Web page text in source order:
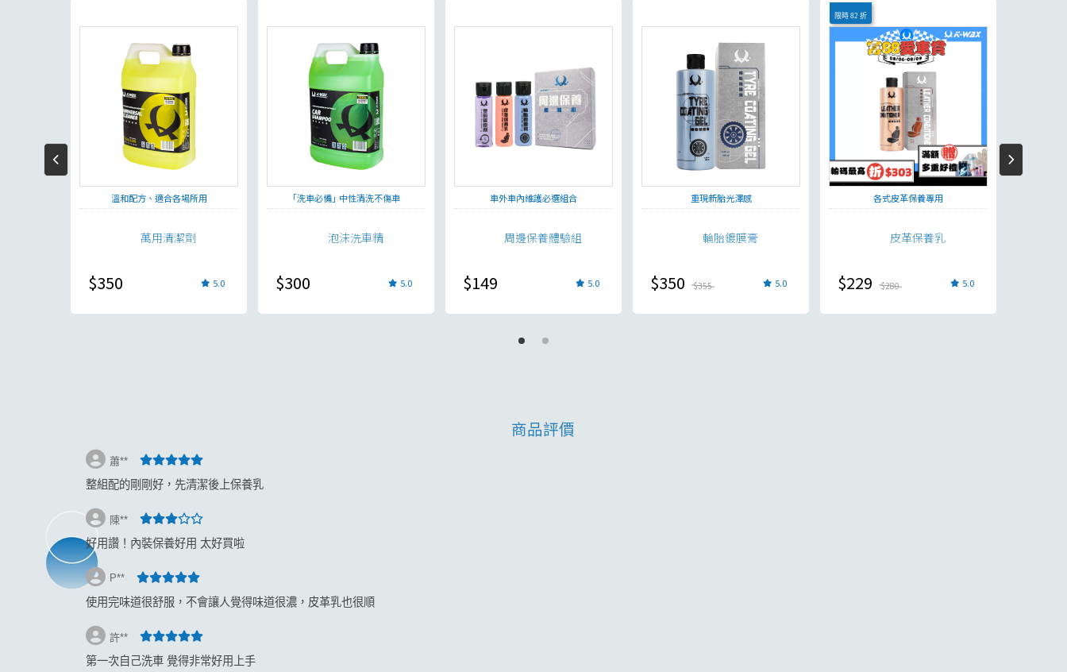
溫和配方、適合各場所用
萬用清潔劑
$350 5.0
｢洗車必備｣ 中性清洗不傷車
泡沫洗車精
$300 5.0
車外車內維護必選組合
周邊保養體驗組
$149 5.0
重現新胎光澤感
輪胎鍍膜膏
$350 $355 5.0
限時 82 折
各式皮革保養專用
皮革保養乳
$229 $280 5.0
商品評價
蕭**
整組配的剛剛好，先清潔後上保養乳
陳**
好用讚！內裝保養好用 太好買啦
P**
使用完味道很舒服，不會讓人覺得味道很濃，皮革乳也很順
許**
第一次自己洗車 覺得非常好用上手